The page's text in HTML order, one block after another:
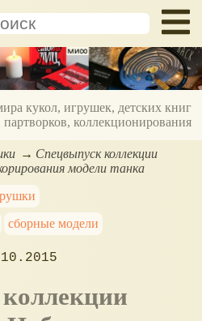
кукол, игрушек, детских книг
коллекционирования
Спецвыпуск коллекции
модели танка
сборные модели